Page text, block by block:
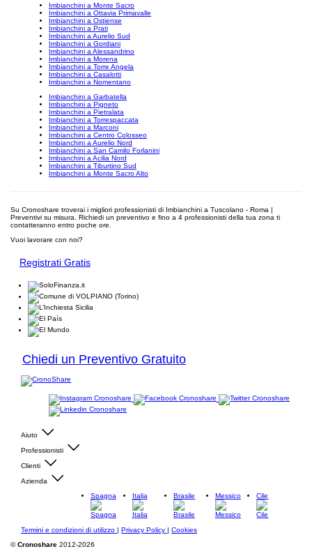
Imbianchini a Monte Sacro
Imbianchini a Ottavia Primavalle
Imbianchini a Ostiense
Imbianchini a Prati
Imbianchini a Aurelio Sud
Imbianchini a Gordiani
Imbianchini a Alessandrino
Imbianchini a Morena
Imbianchini a Torre Angela
Imbianchini a Casalotti
Imbianchini a Nomentano
Imbianchini a Garbatella
Imbianchini a Pigneto
Imbianchini a Pietralata
Imbianchini a Torrespaccata
Imbianchini a Marconi
Imbianchini a Centro Colosseo
Imbianchini a Aurelio Nord
Imbianchini a San Camilo Forlanini
Imbianchini a Acilia Nord
Imbianchini a Tiburtino Sud
Imbianchini a Monte Sacro Alto
Su Cronoshare troverai i migliori professionisti di Imbianchini a Tuscolano - Roma |
Preventivi su misura. Richiedi un preventivo e fino a 4 professionisti della tua zona ti
contatteranno entro poche ore.
Vuoi lavorare con noi?
Registrati Gratis
Chiedi un Preventivo Gratuito
Aiuto
Professionisti
Clienti
Azienda
Spagna
Italia Brasile Messico Cile
Termini e condizioni di utilizzo | Privacy Policy | Cookies
©Cronoshare 2012-2026